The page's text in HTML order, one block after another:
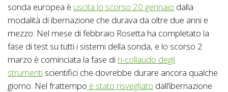
sonda europea è uscita lo scorso 20 gennaio dalla
modalità di ibernazione che durava da oltre due anni e
mezzo. Nel mese di febbraio Rosetta ha completato la
fase di test su tutti i sistemi della sonda, e lo scorso 2
marzo è cominciata la fase di ri-collaudo degli
strumenti scientifici che dovrebbe durare ancora qualche
giorno. Nel frattempo è stato risvegliato dall’ibernazione